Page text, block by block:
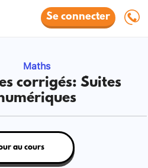
Se connecter
Maths
corrigés: Suites
au cours